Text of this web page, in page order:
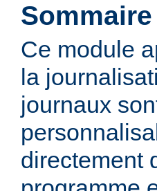
Sommaire
Ce module
la
journaux
directement